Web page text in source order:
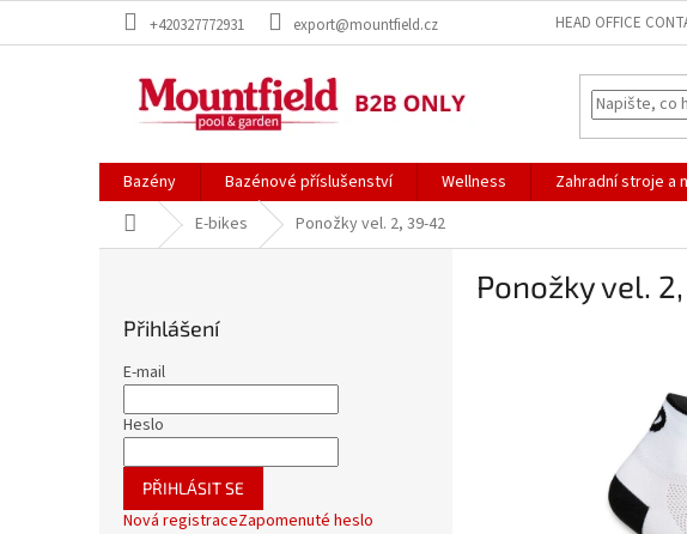
+420327772931 export@mountfield.cz HEAD OFFICE
Bazény Bazénové příslušenství Wellness Zahradní stroje a
Domů E-bikes Ponožky vel. 2, 39-42
Přihlášení
E-mail
Heslo
PŘIHLÁSIT SE
Nová registraceZapomenuté heslo
Ponožky vel.